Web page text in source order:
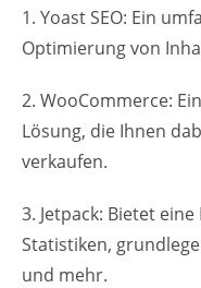
1. Yoast SEO: Ein
Optimierung von
2. WooCommerce:
Lösung, die Ihnen
verkaufen.
3. Jetpack: Bietet
Statistiken,
und mehr.